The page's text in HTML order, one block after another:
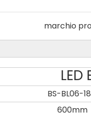
marchio
BS-BL06-
600mm